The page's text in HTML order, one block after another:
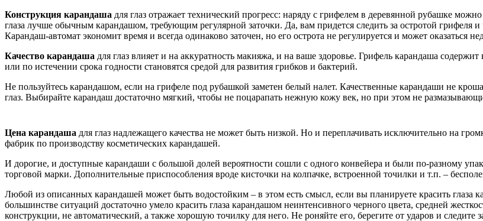
Конструкция карандаша для глаз отражает технический прогресс: наряду с грифелем в деревянной рубашке
глаза лучше обычным карандашом, требующим регулярной заточки. Да, вам придется следить за остротой грифеля и
Карандаш-автомат экономит время и всегда одинаково заточен, но его острота не регулируется и может оказаться
Качество карандаша для глаз влияет и на аккуратность макияжа, и на ваше здоровье. Грифель карандаша
или по истечении срока годности становятся средой для развития грибков и бактерий.
Не пользуйтесь карандашом, если на грифеле под рубашкой заметен белый налет. Качественные карандаши не
глаз. Выбирайте карандаш достаточно мягкий, чтобы не поцарапать нежную кожу век, но при этом не
Цена карандаша для глаз надлежащего качества не может быть низкой. Но и переплачивать исключительно на
фабрик по производству косметических карандашей.
И дорогие, и доступные карандаши с большой долей вероятности сошли с одного конвейера и были по-разному
торговой марки. Дополнительные приспособления вроде кисточки на колпачке, встроенной точилки и т.п. –
Любой из описанных карандашей может быть водостойким – в этом есть смысл, если вы планируете красить
большинстве ситуаций достаточно умело красить глаза карандашом неинтенсивного черного цвета, средней
конструкции, не автоматический, а также хорошую точилку для него. Не роняйте его, берегите от ударов и следите